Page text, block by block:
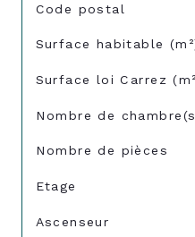
Code postal
Surface habitable
Surface loi Carrez
Nombre de
Nombre de pièces
Etage
Ascenseur